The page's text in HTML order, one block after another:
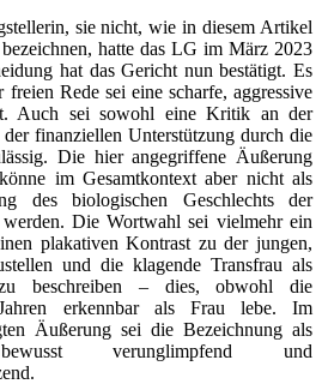
sie nicht, wie in diesem Artikel
hatte das LG im März 2023
hat das Gericht nun bestätigt. Es
Rede sei eine scharfe, aggressive
Auch sei sowohl eine Kritik an der
finanziellen Unterstützung durch die
Die hier angegriffene Äußerung
im Gesamtkontext aber nicht als
des biologischen Geschlechts der
werden. Die Wortwahl sei vielmehr ein
plakativen Kontrast zu der jungen,
und die klagende Transfrau als
zu beschreiben – dies, obwohl die
erkennbar als Frau lebe. Im
Äußerung sei die Bezeichnung als
verunglimpfend und